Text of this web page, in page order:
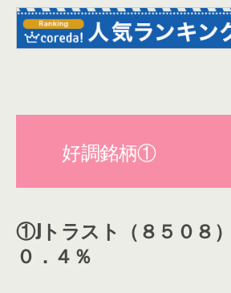
好調銘柄①
①Jトラスト（８５０
０．４％